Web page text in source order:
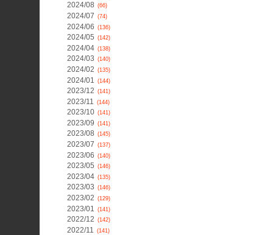
2024/08 (66)
2024/07 (74)
2024/06 (136)
2024/05 (142)
2024/04 (138)
2024/03 (140)
2024/02 (135)
2024/01 (144)
2023/12 (141)
2023/11 (144)
2023/10 (141)
2023/09 (141)
2023/08 (145)
2023/07 (137)
2023/06 (140)
2023/05 (146)
2023/04 (135)
2023/03 (146)
2023/02 (129)
2023/01 (141)
2022/12 (142)
2022/11 (141)